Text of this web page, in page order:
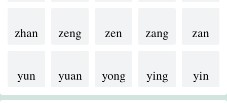
zhan zeng zen zang zan
yun yuan yong ying yin